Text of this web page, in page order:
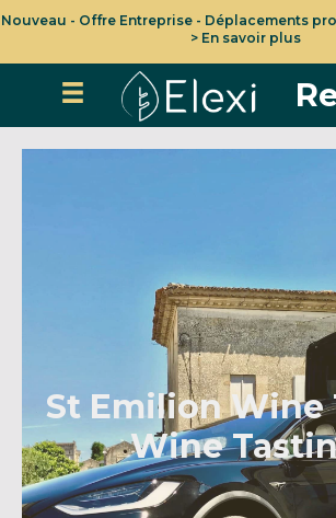
Nouveau - Offre Entreprise - Déplacements
> En savoir plus
St Emilion Wine
Wine